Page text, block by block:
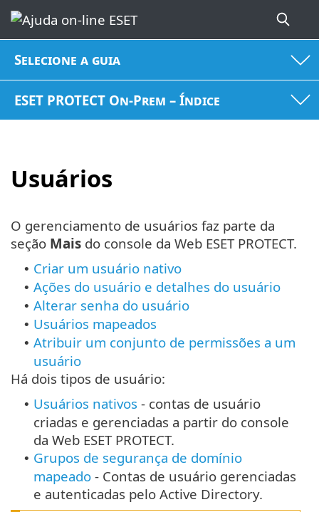
Selecione a guia
ESET PROTECT On-Prem – Índice
Usuários
O gerenciamento de usuários faz parte da
seção Mais do console da Web ESET PROTECT.
• Criar um usuário nativo
• Ações do usuário e detalhes do usuário
• Alterar senha do usuário
• Usuários mapeados
• Atribuir um conjunto de permissões a um
usuário
Há dois tipos de usuário:
• Usuários nativos - contas de usuário
criadas e gerenciadas a partir do console
da Web ESET PROTECT.
• Grupos de segurança de domínio
mapeado - Contas de usuário gerenciadas
e autenticadas pelo Active Directory.